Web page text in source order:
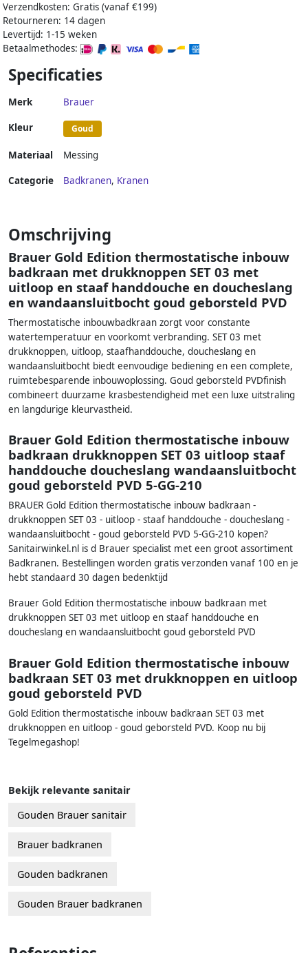
Verzendkosten: Gratis (vanaf €199)
Retourneren: 14 dagen
Levertijd: 1-15 weken
Betaalmethodes:
Specificaties
Merk Brauer
Kleur Goud
Materiaal Messing
Categorie Badkranen, Kranen
Omschrijving
Brauer Gold Edition thermostatische inbouw
badkraan met drukknoppen SET 03 met
uitloop en staaf handdouche en doucheslang
en wandaansluitbocht goud geborsteld PVD
Thermostatische inbouwbadkraan zorgt voor constante
watertemperatuur en voorkomt verbranding. SET 03 met
drukknoppen, uitloop, staafhanddouche, doucheslang en
wandaansluitbocht biedt eenvoudige bediening en een complete,
ruimtebesparende inbouwoplossing. Goud geborsteld PVDfinish
combineert duurzame krasbestendigheid met een luxe uitstraling
en langdurige kleurvastheid.
Brauer Gold Edition thermostatische inbouw
badkraan drukknoppen SET 03 uitloop staaf
handdouche doucheslang wandaansluitbocht
goud geborsteld PVD 5-GG-210
BRAUER Gold Edition thermostatische inbouw badkraan -
drukknoppen SET 03 - uitloop - staaf handdouche - doucheslang -
wandaansluitbocht - goud geborsteld PVD 5-GG-210 kopen?
Sanitairwinkel.nl is d Brauer specialist met een groot assortiment
Badkranen. Bestellingen worden gratis verzonden vanaf 100 en je
hebt standaard 30 dagen bedenktijd
Brauer Gold Edition thermostatische inbouw badkraan met
drukknoppen SET 03 met uitloop en staaf handdouche en
doucheslang en wandaansluitbocht goud geborsteld PVD
Brauer Gold Edition thermostatische inbouw
badkraan SET 03 met drukknoppen en uitloop
goud geborsteld PVD
Gold Edition thermostatische inbouw badkraan SET 03 met
drukknoppen en uitloop - goud geborsteld PVD. Koop nu bij
Tegelmegashop!
Bekijk relevante sanitair
Gouden Brauer sanitair
Brauer badkranen
Gouden badkranen
Gouden Brauer badkranen